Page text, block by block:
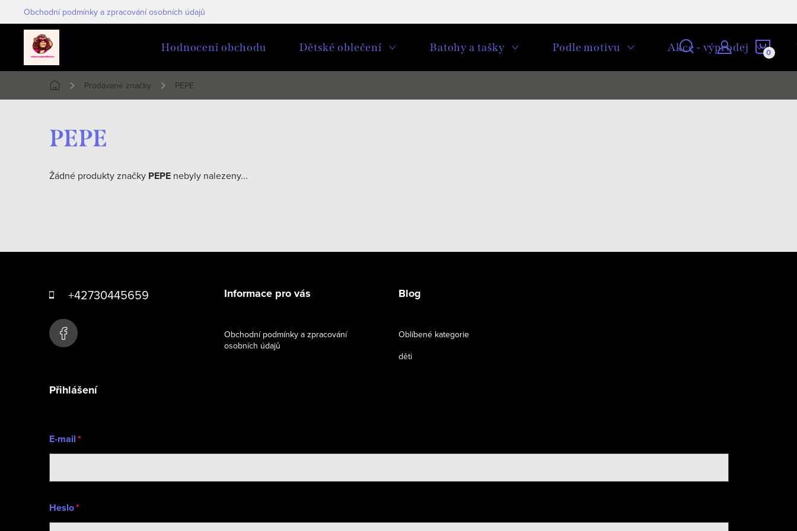
na
Obchodní podmínky a zpracování osobních údajů
Hodnocení obchodu Dětské oblečení Batohy a tašky Podle motivu Akce - výprodej
Domů
Prodávané značky PEPE
PEPE
Žádné produkty značky PEPE nebyly nalezeny...
+42730445659 Informace pro vás
Obchodní podmínky a zpracování
osobních údajů
Blog
Oblíbené kategorie
děti
Přihlášení
E-mail
Heslo